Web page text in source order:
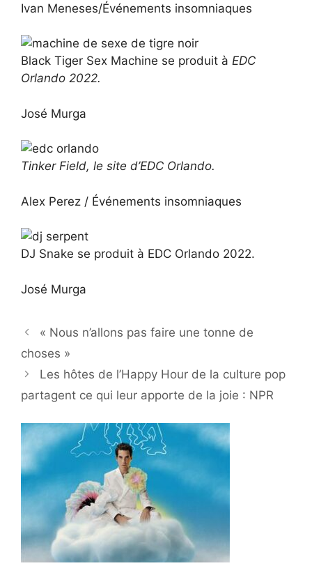
Ivan Meneses/Événements insomniaques
Black Tiger Sex Machine se produit à EDC
Orlando 2022.
José Murga
Tinker Field, le site d’EDC Orlando.
Alex Perez / Événements insomniaques
DJ Snake se produit à EDC Orlando 2022.
José Murga
« Nous n’allons pas faire une tonne de
choses »
Les hôtes de l’Happy Hour de la culture pop
partagent ce qui leur apporte de la joie : NPR